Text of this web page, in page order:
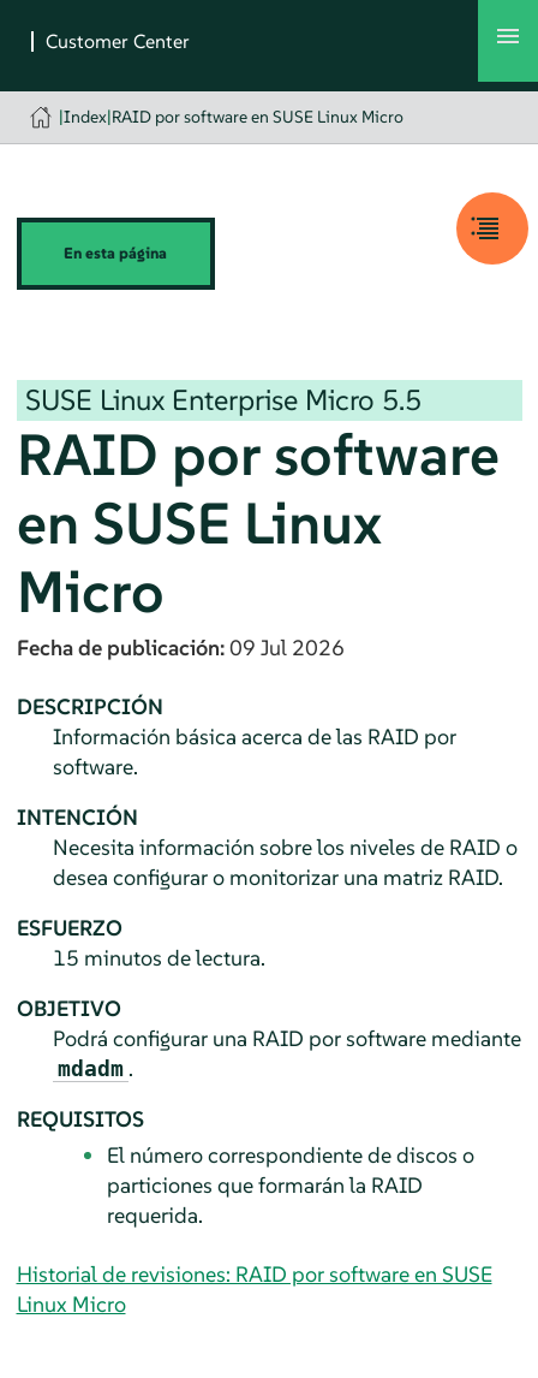
|Index|RAID por software en SUSE Linux Micro
En esta página
SUSE Linux Enterprise Micro 5.5
RAID por software
en SUSE Linux
Micro
Fecha de publicación:09 Jul 2026
DESCRIPCIÓN
Información básica acerca de las RAID por
software.
INTENCIÓN
Necesita información sobre los niveles de RAID o
desea configurar o monitorizar una matriz RAID.
ESFUERZO
15 minutos de lectura.
OBJETIVO
Podrá configurar una RAID por software mediante
mdadm .
REQUISITOS
El número correspondiente de discos o
particiones que formarán la RAID
requerida.
Historial de revisiones: RAID por software en SUSE
Linux Micro